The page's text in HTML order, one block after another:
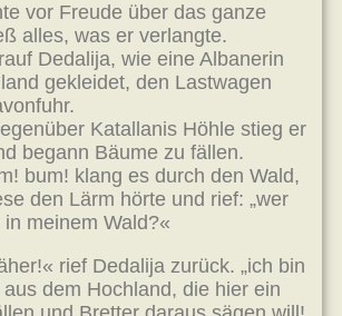
vor Freude über das ganze
alles, was er verlangte.
Dedalija, wie eine Albanerin
gekleidet, den Lastwagen
Katallanis Höhle stieg er
begann Bäume zu fällen.
bum! klang es durch den Wald,
den Lärm hörte und rief: „wer
meinem Wald?«
rief Dedalija zurück. „ich bin
dem Hochland, die hier ein